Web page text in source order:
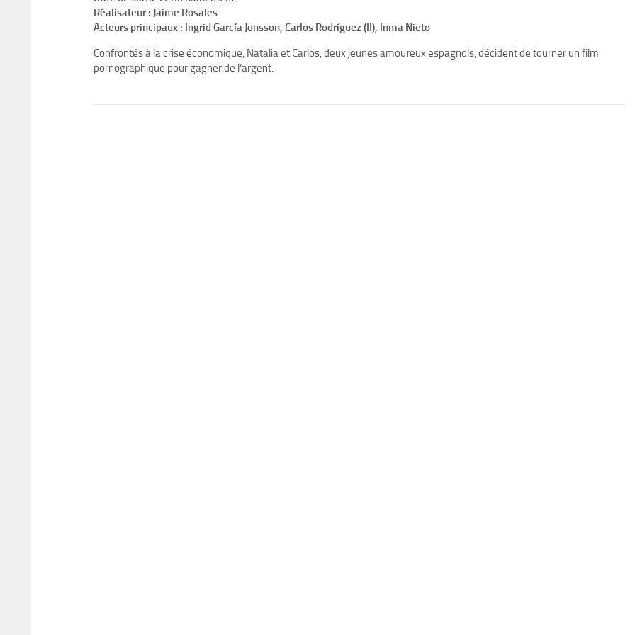
Réalisateur : Jaime Rosales
Acteurs principaux : Ingrid García Jonsson, Carlos Rodríguez (II), Inma Nieto
Confrontés à la crise économique, Natalia et Carlos, deux jeunes amoureux espagnols, décident de tourner un film
pornographique pour gagner de l’argent.